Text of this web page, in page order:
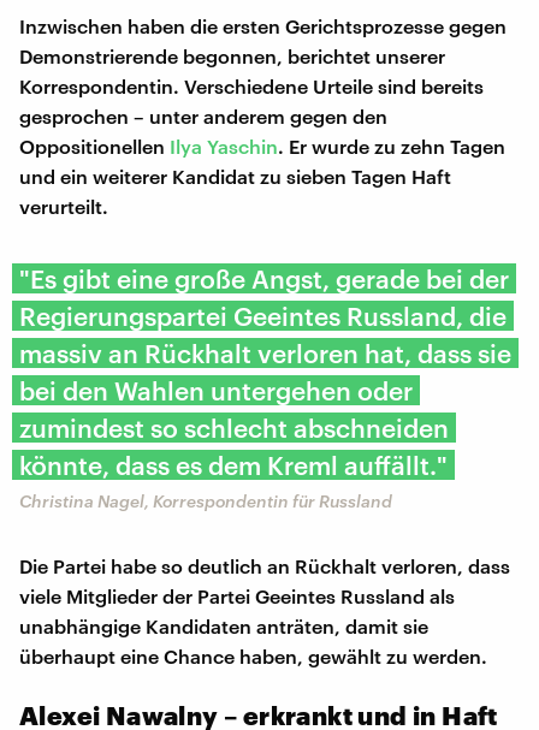
Inzwischen haben die ersten Gerichtsprozesse gegen
Demonstrierende begonnen, berichtet unserer
Korrespondentin. Verschiedene Urteile sind bereits
gesprochen – unter anderem gegen den
Oppositionellen Ilya Yaschin. Er wurde zu zehn Tagen
und ein weiterer Kandidat zu sieben Tagen Haft
verurteilt.
"Es gibt eine große Angst, gerade bei der
Regierungspartei Geeintes Russland, die
massiv an Rückhalt verloren hat, dass sie
bei den Wahlen untergehen oder
zumindest so schlecht abschneiden
könnte, dass es dem Kreml auffällt."
Christina Nagel, Korrespondentin für Russland
Die Partei habe so deutlich an Rückhalt verloren, dass
viele Mitglieder der Partei Geeintes Russland als
unabhängige Kandidaten anträten, damit sie
überhaupt eine Chance haben, gewählt zu werden.
Alexei Nawalny – erkrankt und in Haft